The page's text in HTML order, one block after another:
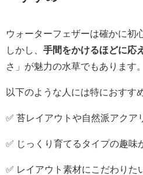
ウォーターフェザーは確かに初
しかし、 手間をかけるほどに応
さ」が魅力の水草でもあります。
以下のような人には特におすす
✅ 苔レイアウトや自然派アクア
✅ じっくり育てるタイプの趣味
✅ レイアウト素材にこだわりた